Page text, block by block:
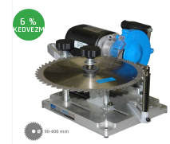
6 %
KEDVEZMÉNY